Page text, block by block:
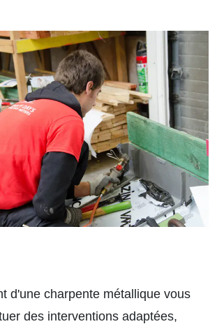
d'une charpente métallique vous
des interventions adaptées,